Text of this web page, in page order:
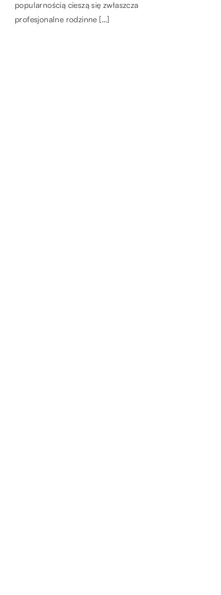
alternatywnych źródeł energii. W tej kategorii
ogromnym […]
założenie nawet […]
popularnością cieszą się zwłaszcza
profesjonalne rodzinne […]